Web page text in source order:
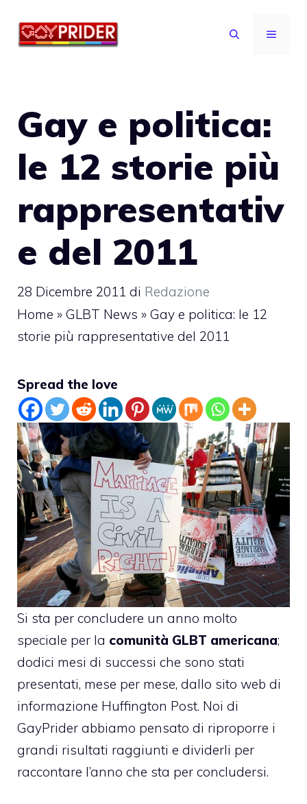
MENU
Gay e politica:
le 12 storie più
rappresentativ
e del 2011
28 Dicembre 2011 di Redazione
Home » GLBT News » Gay e politica: le 12
storie più rappresentative del 2011
Spread the love
Si sta per concludere un anno molto
speciale per la comunità GLBT americana;
dodici mesi di successi che sono stati
presentati, mese per mese, dallo sito web di
informazione Huffington Post. Noi di
GayPrider abbiamo pensato di riproporre i
grandi risultati raggiunti e dividerli per
raccontare l’anno che sta per concludersi.